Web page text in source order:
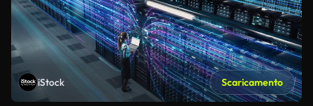
iStock Scaricamento